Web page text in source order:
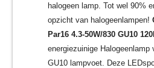
halogeen lamp. Tot wel 90%
opzicht van halogeenlampen!
Par16 4.3-50W/830 GU10
energiezuinige Halogeenlamp
GU10 lampvoet. Deze